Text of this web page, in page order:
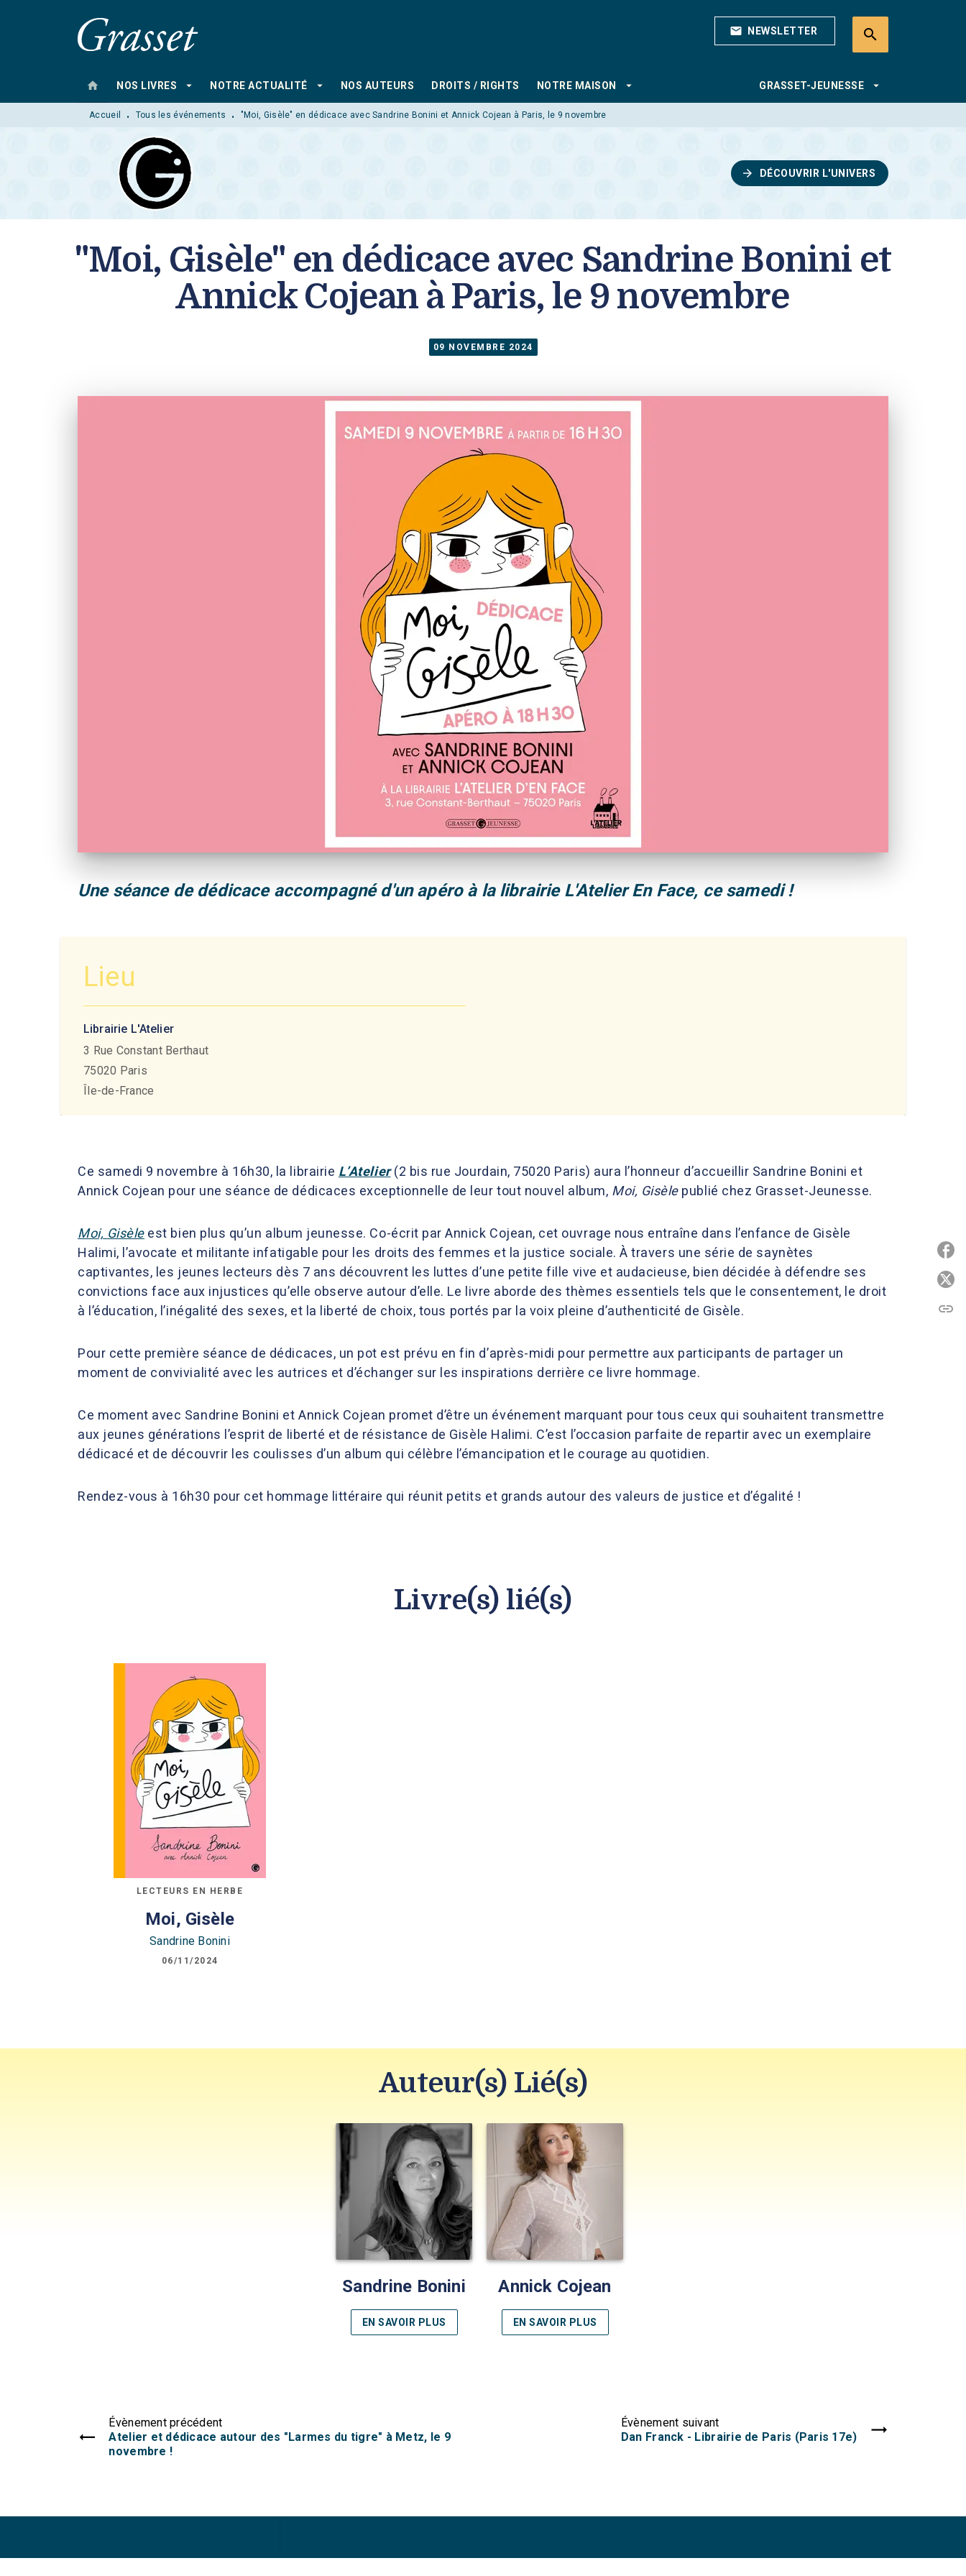
MENU RECHERCHE mail NEWSLETTER search
home NOS LIVRES arrow_drop_down NOTRE ACTUALITÉ arrow_drop_down NOS AUTEURS DROITS / RIGHTS NOTRE MAISON arrow_drop_down GRASSET-JEUNESSE arrow_drop_down
Accueil • Tous les événements • "Moi, Gisèle" en dédicace avec Sandrine Bonini et Annick Cojean à Paris, le 9 novembre
arrow_forward DÉCOUVRIR L'UNIVERS
"Moi, Gisèle" en dédicace avec Sandrine Bonini et
Annick Cojean à Paris, le 9 novembre
09 NOVEMBRE 2024
Une séance de dédicace accompagné d'un apéro à la librairie L'Atelier En Face, ce samedi !
Lieu
Librairie L'Atelier
3 Rue Constant Berthaut
75020 Paris
Île-de-France
Ce samedi 9 novembre à 16h30, la librairie L’Atelier (2 bis rue Jourdain, 75020 Paris) aura l’honneur d’accueillir Sandrine Bonini et
Annick Cojean pour une séance de dédicaces exceptionnelle de leur tout nouvel album, Moi, Gisèlepublié chez Grasset-Jeunesse.
Moi, Gisèleest bien plus qu’un album jeunesse. Co-écrit par Annick Cojean, cet ouvrage nous entraîne dans l’enfance de Gisèle
Halimi, l’avocate et militante infatigable pour les droits des femmes et la justice sociale. À travers une série de saynètes
captivantes, les jeunes lecteurs dès 7 ans découvrent les luttes d’une petite fille vive et audacieuse, bien décidée à défendre ses
convictions face aux injustices qu’elle observe autour d’elle. Le livre aborde des thèmes essentiels tels que le consentement, le droit
à l’éducation, l’inégalité des sexes, et la liberté de choix, tous portés par la voix pleine d’authenticité de Gisèle.
Pour cette première séance de dédicaces, un pot est prévu en fin d’après-midi pour permettre aux participants de partager un
moment de convivialité avec les autrices et d’échanger sur les inspirations derrière ce livre hommage.
Ce moment avec Sandrine Bonini et Annick Cojean promet d’être un événement marquant pour tous ceux qui souhaitent transmettre
aux jeunes générations l’esprit de liberté et de résistance de Gisèle Halimi. C’est l’occasion parfaite de repartir avec un exemplaire
dédicacé et de découvrir les coulisses d’un album qui célèbre l’émancipation et le courage au quotidien.
Rendez-vous à 16h30 pour cet hommage littéraire qui réunit petits et grands autour des valeurs de justice et d’égalité !
Livre(s) lié(s)
LECTEURS EN HERBE
Moi, Gisèle
Sandrine Bonini
06/11/2024
Auteur(s) Lié(s)
Sandrine Bonini
EN SAVOIR PLUS
Annick Cojean
EN SAVOIR PLUS
link
Évènement précédent
Atelier et dédicace autour des "Larmes du tigre" à Metz, le 9
novembre !
Évènement suivant
Dan Franck - Librairie de Paris (Paris 17e)